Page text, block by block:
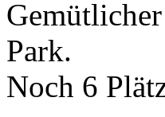
Park.
Noch 6